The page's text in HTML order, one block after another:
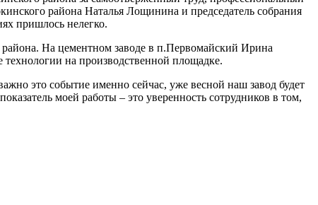
района Наталья Лощинина и председатель собрания
пришлось нелегко.
На цементном заводе в п.Первомайский Ирина
на производственной площадке.
это событие именно сейчас, уже весной наш завод будет
моей работы – это уверенность сотрудников в том,